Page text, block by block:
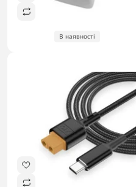
В наявності